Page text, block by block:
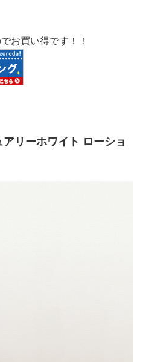
お買い得です！！
リーホワイト ローショ